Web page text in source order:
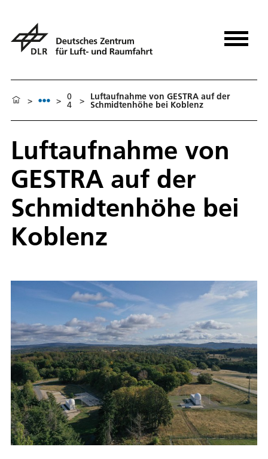
> > 0
4 > Luftaufnahme von GESTRA auf der
Schmidtenhöhe bei Koblenz
Luftaufnahme von
GESTRA auf der
Schmidtenhöhe bei
Koblenz